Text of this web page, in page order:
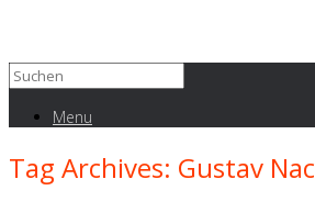
Menu
Tag Archives: Gustav